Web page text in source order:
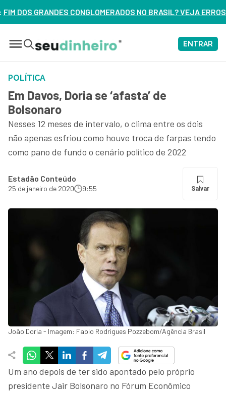
NO BRASIL? VEJA ERROS DE 3 DELES – ASSISTA
ENTRAR
POLÍTICA
Em Davos, Doria se ‘afasta’ de
Bolsonaro
Nesses 12 meses de intervalo, o clima entre os dois
não apenas esfriou como houve troca de farpas tendo
como pano de fundo o cenário político de 2022
Estadão Conteúdo
25 de janeiro de 2020 9:55 Salvar
João Doria - Imagem: Fabio Rodrigues Pozzebom/Agência Brasil
Um ano depois de ter sido apontado pelo próprio
presidente Jair Bolsonaro no Fórum Econômico